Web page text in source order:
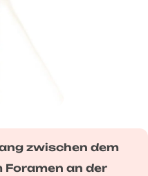
zwischen dem
Foramen an der